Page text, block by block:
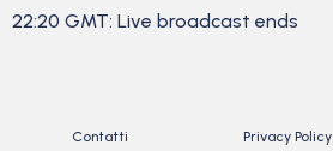
22:20 GMT: Live broadcast ends
Contatti Privacy Policy